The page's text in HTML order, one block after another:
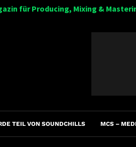
für Producing, Mixing &
TEIL VON SOUNDCHILLS MCS –